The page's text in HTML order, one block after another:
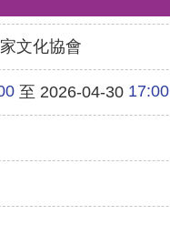
文化協會
至 2026-04-3017:00